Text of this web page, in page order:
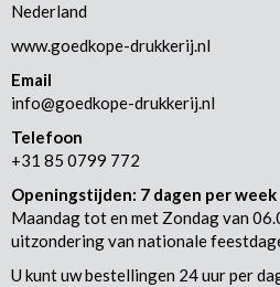
Nederland
www.goedkope-drukkerij.nl
Email
info@goedkope-drukkerij.nl
Telefoon
+31 85 0799 772
Openingstijden: 7 dagen per week
Maandag tot en met Zondag van
uitzondering van nationale
U kunt uw bestellingen 24 uur per